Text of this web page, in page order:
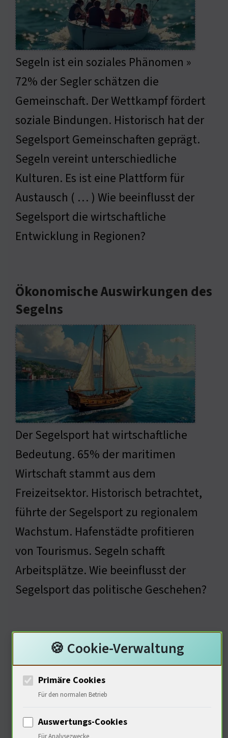
Segeln ist ein soziales Phänomen »
72% der Segler schätzen die
Gemeinschaft. Der Wettkampf fördert
soziale Bindungen. Historisch hat der
Segelsport Gemeinschaften geprägt.
Segeln vereint unterschiedliche
Kulturen. Es ist eine Plattform für
Austausch ( … ) Wie beeinflusst der
Segelsport die wirtschaftliche
Entwicklung in Regionen?
Ökonomische Auswirkungen des
Segelns
Der Segelsport hat wirtschaftliche
Bedeutung. 65% der maritimen
Wirtschaft stammt aus dem
Freizeitsektor. Historisch betrachtet,
führte der Segelsport zu regionalem
Wachstum. Hafenstädte profitieren
von Tourismus. Segeln schafft
Arbeitsplätze. Wie beeinflusst der
Segelsport das politische Geschehen?
Politische Dimensionen des
Segelns
🍪 Cookie-Verwaltung
Primäre Cookies
Für den normalen Betrieb
Auswertungs-Cookies